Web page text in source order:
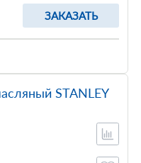
ЗАКАЗАТЬ
STANLEY